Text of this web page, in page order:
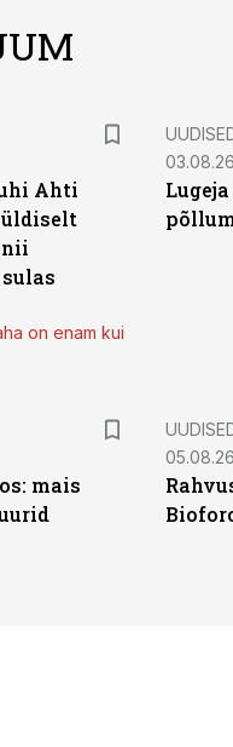
Ahti
nii
on enam kui
mais